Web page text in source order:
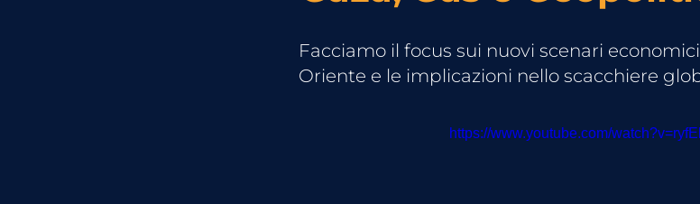
Facciamo il focus sui nuovi scenari
Oriente e le implicazioni nello scacchiere
https://www.youtube.com/